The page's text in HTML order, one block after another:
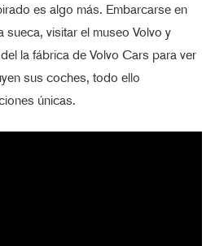
es algo más. Embarcarse en
sueca, visitar el museo Volvo y
la fábrica de Volvo Cars para ver
sus coches, todo ello
únicas.